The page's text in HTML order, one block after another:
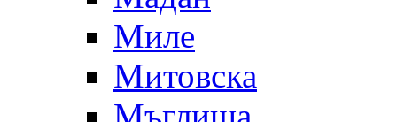
Миле
Митовска